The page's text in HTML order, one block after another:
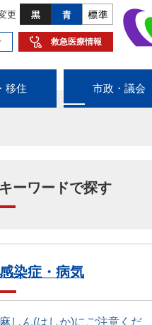
更
救急医療情報
移住 市政・議会
キーワードで探す
感染症・病気
麻しん(はしか)にご注意くだ